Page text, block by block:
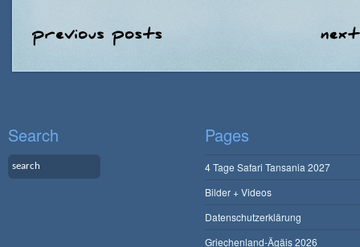
Search Pages
4 Tage Safari Tansania 2027
Bilder + Videos
Datenschutzerklärung
Griechenland-Ägäis 2026